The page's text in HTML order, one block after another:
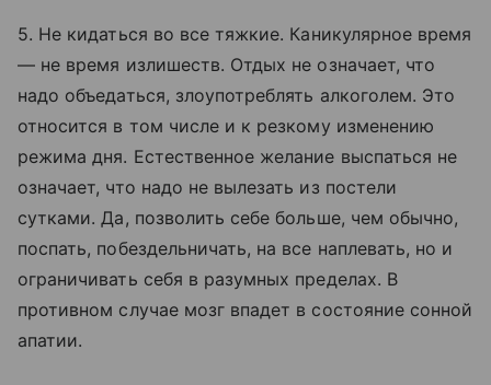
5. Не кидаться во все тяжкие. Каникулярное время
— не время излишеств. Отдых не означает, что
надо объедаться, злоупотреблять алкоголем. Это
относится в том числе и к резкому изменению
режима дня. Естественное желание выспаться не
означает, что надо не вылезать из постели
сутками. Да, позволить себе больше, чем обычно,
поспать, побездельничать, на все наплевать, но и
ограничивать себя в разумных пределах. В
противном случае мозг впадет в состояние сонной
апатии.